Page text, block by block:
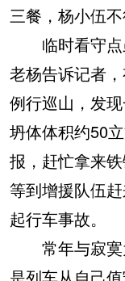
三餐，杨小伍
临时看守点
老杨告诉记者
例行巡山，发
坍体体积约50
报，赶忙拿来
等到增援队伍
起行车事故。
常年与寂寞